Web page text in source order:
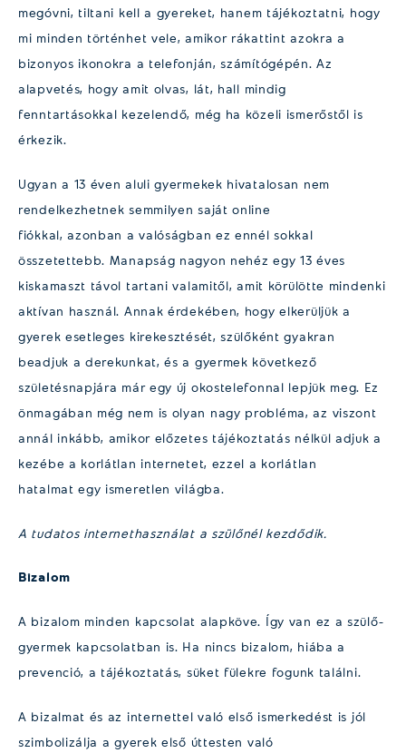
megóvni, tiltani kell a gyereket, hanem tájékoztatni, hogy
mi minden történhet vele, amikor rákattint azokra a
bizonyos ikonokra a telefonján, számítógépén. Az
alapvetés, hogy amit olvas, lát, hall mindig
fenntartásokkal kezelendő, még ha közeli ismerőstől is
érkezik.
Ugyan a 13 éven aluli gyermekek hivatalosan nem
rendelkezhetnek semmilyen saját online
fiókkal, azonban a valóságban ez ennél sokkal
összetettebb. Manapság nagyon nehéz egy 13 éves
kiskamaszt távol tartani valamitől, amit körülötte mindenki
aktívan használ. Annak érdekében, hogy elkerüljük a
gyerek esetleges kirekesztését, szülőként gyakran
beadjuk a derekunkat, és a gyermek következő
születésnapjára már egy új okostelefonnal lepjük meg. Ez
önmagában még nem is olyan nagy probléma, az viszont
annál inkább, amikor előzetes tájékoztatás nélkül adjuk a
kezébe a korlátlan internetet, ezzel a korlátlan
hatalmat egy ismeretlen világba.
A tudatos internethasználat a szülőnél kezdődik.
Bizalom
A bizalom minden kapcsolat alapköve. Így van ez a szülő-
gyermek kapcsolatban is. Ha nincs bizalom, hiába a
prevenció, a tájékoztatás, süket fülekre fogunk találni.
A bizalmat és az internettel való első ismerkedést is jól
szimbolizálja a gyerek első úttesten való